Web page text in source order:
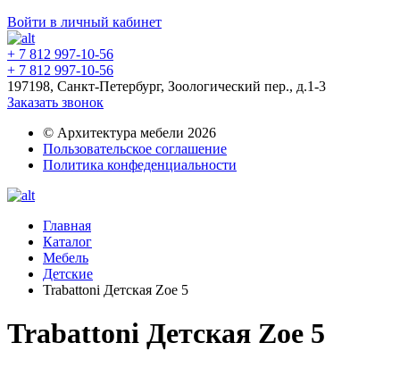
Войти в личный кабинет
+ 7 812 997-10-56
+ 7 812 997-10-56
197198, Санкт-Петербург, Зоологический пер., д.1-3
Заказать звонок
© Архитектура мебели 2026
Пользовательское соглашение
Политика конфеденциальности
Главная
Каталог
Мебель
Детские
Trabattoni Детская Zoe 5
Trabattoni Детская Zoe 5